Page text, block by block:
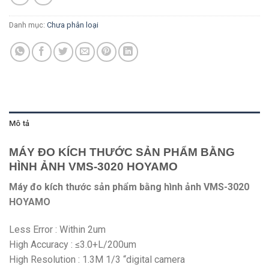
Danh mục: Chưa phân loại
Mô tả
MÁY ĐO KÍCH THƯỚC SẢN PHẨM BẰNG
HÌNH ẢNH VMS-3020 HOYAMO
Máy đo kích thước sản phẩm bằng hình ảnh VMS-3020
HOYAMO
Less Error : Within 2um
High Accuracy : ≤3.0+L/200um
High Resolution : 1.3M 1/3 “digital camera